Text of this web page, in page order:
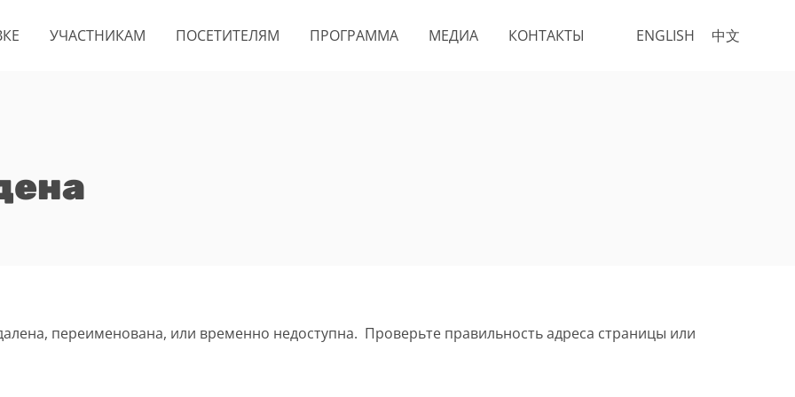
ENGLISH 中文
УЧАСТНИКАМ ПОСЕТИТЕЛЯМ ПРОГРАММА МЕДИА КОНТАКТЫ
переименована, или временно недоступна. Проверьте правильность адреса страницы или